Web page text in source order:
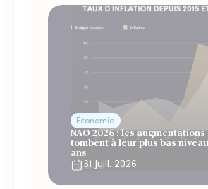
Économie
NAO 2026 : les
tombent à leur plus bas
ans
31 Juill. 2026